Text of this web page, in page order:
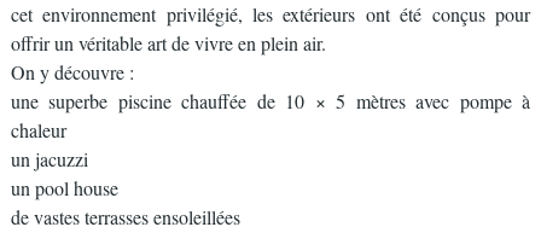
cet environnement privilégié, les extérieurs ont été conçus pour
offrir un véritable art de vivre en plein air.
On y découvre :
une superbe piscine chauffée de 10 × 5 mètres avec pompe à
chaleur
un jacuzzi
un pool house
de vastes terrasses ensoleillées